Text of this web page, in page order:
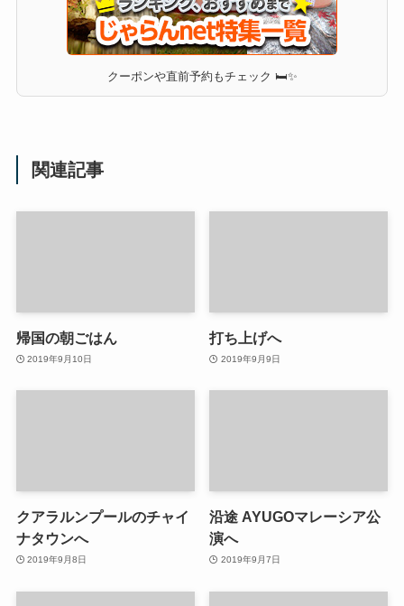
クーポンや直前予約もチェック 🛏✨
関連記事
帰国の朝ごはん
2019年9月10日
打ち上げへ
2019年9月9日
クアラルンプールのチャイ
ナタウンへ
2019年9月8日
沿途 AYUGOマレーシア公
演へ
2019年9月7日